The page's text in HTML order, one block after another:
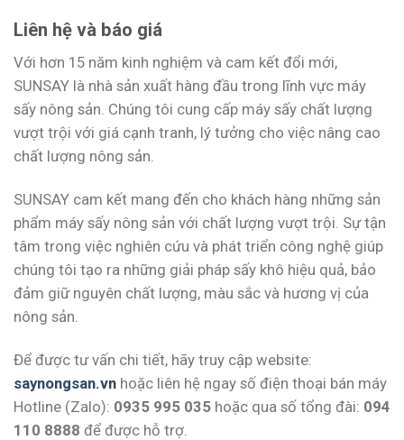
Liên hệ và báo giá
Với hơn 15 năm kinh nghiệm và cam kết đổi mới,
SUNSAY là nhà sản xuất hàng đầu trong lĩnh vực máy
sấy nông sản. Chúng tôi cung cấp máy sấy chất lượng
vượt trội với giá cạnh tranh, lý tưởng cho việc nâng cao
chất lượng nông sản.
SUNSAY cam kết mang đến cho khách hàng những sản
phẩm máy sấy nông sản với chất lượng vượt trội. Sự tận
tâm trong việc nghiên cứu và phát triển công nghệ giúp
chúng tôi tạo ra những giải pháp sấy khô hiệu quả, bảo
đảm giữ nguyên chất lượng, màu sắc và hương vị của
nông sản.
Để được tư vấn chi tiết, hãy truy cập website:
saynongsan.vn hoặc liên hệ ngay số điện thoại bán máy
Hotline (Zalo): 0935 995 035 hoặc qua số tổng đài: 094
110 8888 để được hỗ trợ.